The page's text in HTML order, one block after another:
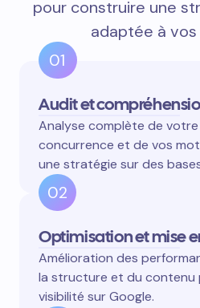
pour construire une
adaptée à
01
Audit et
Analyse complète de
concurrence et de vos
une stratégie sur des
02
Optimisation et mise
Amélioration des
la structure et du contenu
visibilité sur Google.